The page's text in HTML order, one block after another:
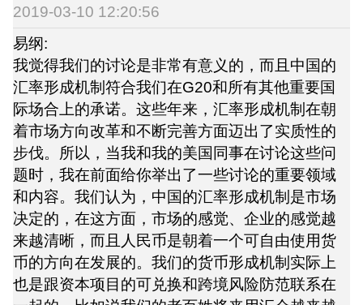
2019-03-10 12:20:56
易纲:
我觉得我们的讨论是非常有意义的，而且中国的
汇率形成机制符合我们在G20和所有其他重要国
际场合上的承诺。这些年来，汇率形成机制在朝
着市场方向改革和不断完善方面迈出了实质性的
步伐。所以，当我和我的美国同事在讨论这些问
题时，我在前面给你举出了一些讨论的重要领域
和内容。我们认为，中国的汇率形成机制是市场
决定的，在这方面，市场的感觉、企业的感觉越
来越清晰，而且人民币是朝着一个可自由使用货
币的方向在发展的。我们的货币形成机制实际上
也是跟资本项目的可兑换和跨境风险防范联系在